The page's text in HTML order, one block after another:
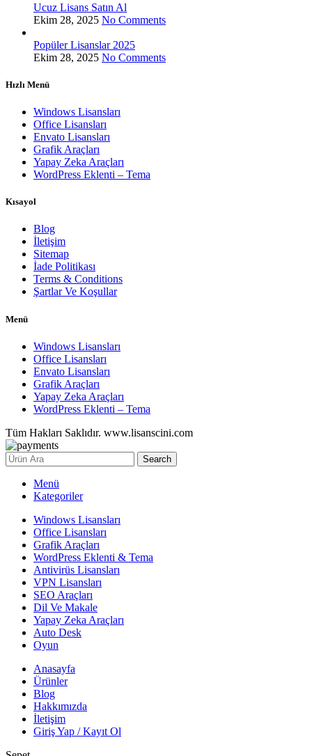
Ucuz Lisans Satın Al
Ekim 28, 2025 No Comments
Popüler Lisanslar 2025
Ekim 28, 2025 No Comments
Hızlı Menü
Windows Lisansları
Office Lisansları
Envato Lisansları
Grafik Araçları
Yapay Zeka Araçları
WordPress Eklenti – Tema
Kısayol
Blog
İletişim
Sitemap
İade Politikası
Terms & Conditions
Şartlar Ve Koşullar
Menü
Windows Lisansları
Office Lisansları
Envato Lisansları
Grafik Araçları
Yapay Zeka Araçları
WordPress Eklenti – Tema
Tüm Hakları Saklıdır. www.lisanscini.com
Search
Menü
Kategoriler
Windows Lisansları
Office Lisansları
Grafik Araçları
WordPress Eklenti & Tema
Antivirüs Lisansları
VPN Lisansları
SEO Araçları
Dil Ve Makale
Yapay Zeka Araçları
Auto Desk
Oyun
Anasayfa
Ürünler
Blog
Hakkımızda
İletişim
Giriş Yap / Kayıt Ol